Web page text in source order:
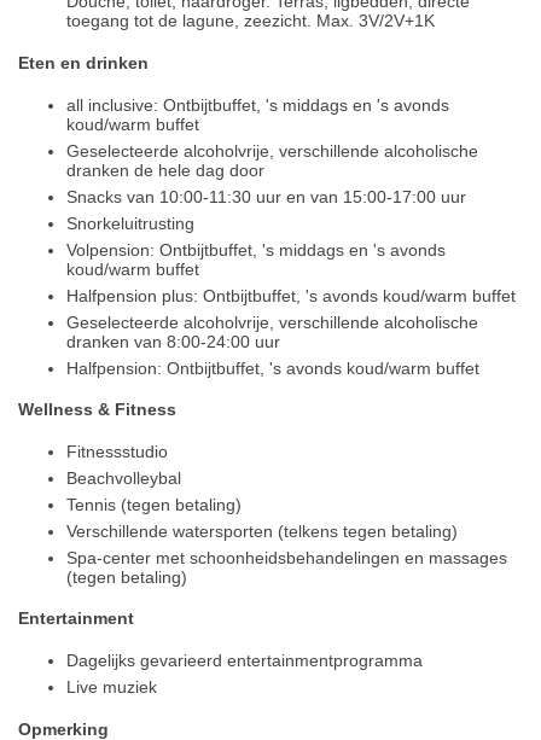
toegang tot de lagune, zeezicht. Max. 3V/2V+1K
Eten en drinken
all inclusive: Ontbijtbuffet, 's middags en 's avonds
koud/warm buffet
Geselecteerde alcoholvrije, verschillende alcoholische
dranken de hele dag door
Snacks van 10:00-11:30 uur en van 15:00-17:00 uur
Snorkeluitrusting
Volpension: Ontbijtbuffet, 's middags en 's avonds
koud/warm buffet
Halfpension plus: Ontbijtbuffet, 's avonds koud/warm buffet
Geselecteerde alcoholvrije, verschillende alcoholische
dranken van 8:00-24:00 uur
Halfpension: Ontbijtbuffet, 's avonds koud/warm buffet
Wellness & Fitness
Fitnessstudio
Beachvolleybal
Tennis (tegen betaling)
Verschillende watersporten (telkens tegen betaling)
Spa-center met schoonheidsbehandelingen en massages
(tegen betaling)
Entertainment
Dagelijks gevarieerd entertainmentprogramma
Live muziek
Opmerking